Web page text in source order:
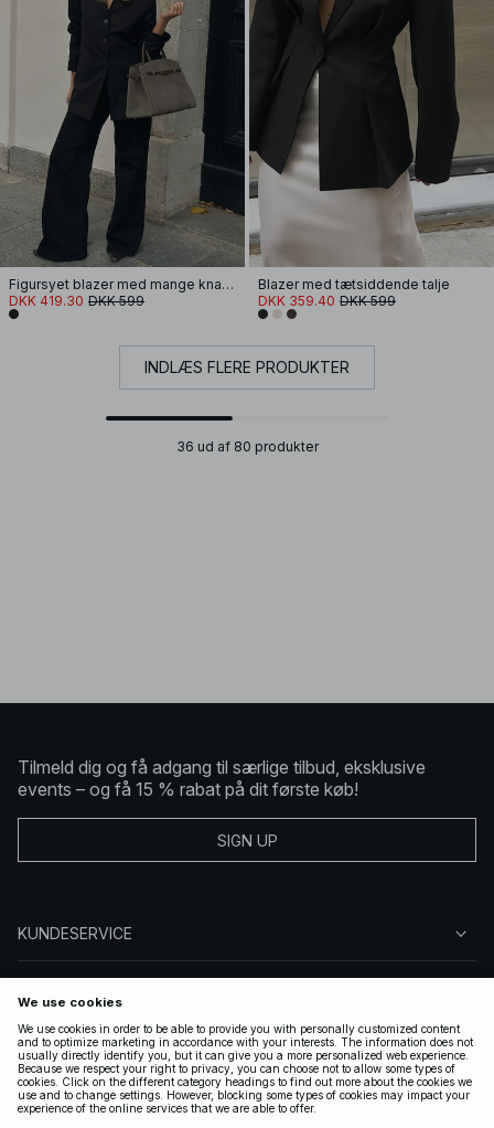
Figursyet blazer med mange knapper
DKK 419.30 DKK 599
Blazer med tætsiddende talje
DKK 359.40 DKK 599
INDLÆS FLERE PRODUKTER
36 ud af 80 produkter
Tilmeld dig og få adgang til særlige tilbud, eksklusive
events – og få 15 % rabat på dit første køb!
SIGN UP
KUNDESERVICE
FØLG OS
GYLDIGE